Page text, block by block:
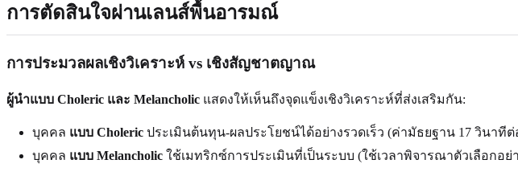
การตัดสินใจผ่านเลนส์พื้นอารมณ์
การประมวลผลเชิงวิเคราะห์ vs เชิงสัญชาตญาณ
ผู้นำแบบ Choleric และ Melancholic แสดงให้เห็นถึงจุดแข็งเชิงวิเคราะห์ที่ส่งเสริมกัน:
บุคคล แบบ Choleric ประเมินต้นทุน-ผลประโยชน์ได้อย่างรวดเร็ว (ค่ามัธยฐาน 17 วินาที
บุคคล แบบ Melancholic ใช้เมทริกซ์การประเมินที่เป็นระบบ (ใช้เวลาพิจารณาตัวเลือกอย่